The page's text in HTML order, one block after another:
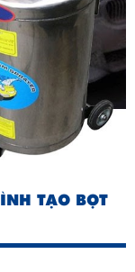
TẠO BỌT